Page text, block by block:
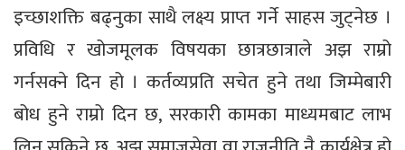
इच्छाशक्ति बढ्नुका साथै लक्ष्य प्राप्त गर्ने साहस जुट्नेछ ।
प्रविधि र खोजमूलक विषयका छात्रछात्राले अझ राम्रो
गर्नसक्ने दिन हो । कर्तव्यप्रति सचेत हुने तथा जिम्मेबारी
बोध हुने राम्रो दिन छ, सरकारी कामका माध्यमबाट लाभ